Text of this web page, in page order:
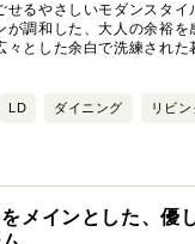
せるやさしいモダンスタイ
が調和した、大人の余裕を
々とした余白で洗練された
LD ダイニング リビン
メインとした、優